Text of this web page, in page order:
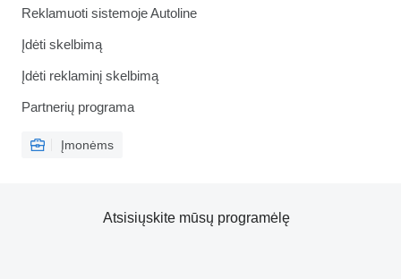
Reklamuoti sistemoje Autoline
Įdėti skelbimą
Įdėti reklaminį skelbimą
Partnerių programa
Įmonėms
Atsisiųskite mūsų programėlę